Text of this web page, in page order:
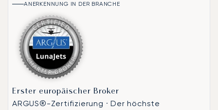
ANERKENNUNG IN DER BRANCHE
Erster europäischer Broker
ARGUS®-Zertifizierung · Der höchste